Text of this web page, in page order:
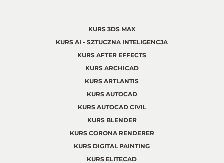
KURS 3DS MAX
KURS AI - SZTUCZNA INTELIGENCJA
KURS AFTER EFFECTS
KURS ARCHICAD
KURS ARTLANTIS
KURS AUTOCAD
KURS AUTOCAD CIVIL
KURS BLENDER
KURS CORONA RENDERER
KURS DIGITAL PAINTING
KURS ELITECAD